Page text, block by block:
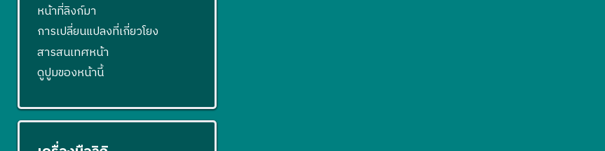
หน้าที่ลิงก์มา
การเปลี่ยนแปลงที่เกี่ยวโยง
สารสนเทศหน้า
ดูปูมของหน้านี้